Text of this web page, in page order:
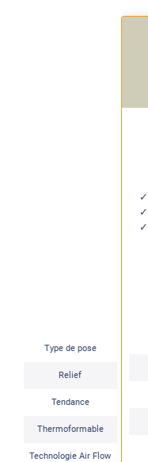
Type de pose
Relief
Tendance
Thermoformable
Technologie Air Flow